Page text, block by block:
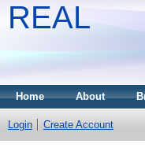
REAL
Home About
Login Create Account